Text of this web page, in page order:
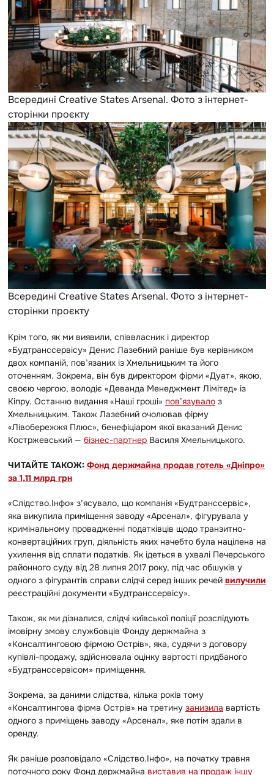
Всередині Creative States Arsenal. Фото з інтернет-
сторінки проєкту
Всередині Creative States Arsenal. Фото з інтернет-
сторінки проєкту
Крім того, як ми виявили, співвласник і директор
«Будтранссервісу» Денис Лазебний раніше був керівником
двох компаній, пов’язаних із Хмельницьким та його
оточенням. Зокрема, він був директором фірми «Дуат», якою,
своєю чергою, володіє «Деванда Менеджмент Лімітед» із
Кіпру. Останню видання «Наші гроші» пов’язувало з
Хмельницьким. Також Лазебний очолював фірму
«Лівобережжя Плюс», бенефіціаром якої вказаний Денис
Костржевський — бізнес-партнер Василя Хмельницького.
ЧИТАЙТЕ ТАКОЖ: Фонд держмайна продав готель «Дніпро»
за 1,11 млрд грн
«Слідство.Інфо» з’ясувало, що компанія «Будтранссервіс»,
яка викупила приміщення заводу «Арсенал», фігурувала у
кримінальному провадженні податківців щодо транзитно-
конвертаційних груп, діяльність яких начебто була націлена на
ухилення від сплати податків. Як ідеться в ухвалі Печерського
районного суду від 28 липня 2017 року, під час обшуків у
одного з фігурантів справи слідчі серед інших речей вилучили
реєстраційні документи «Будтранссервісу».
Також, як ми дізналися, слідчі київської поліції розслідують
імовірну змову службовців Фонду держмайна з
«Консалтинговою фірмою Острів», яка, судячи з договору
купівлі-продажу, здійснювала оцінку вартості придбаного
«Будтранссервісом» приміщення.
Зокрема, за даними слідства, кілька років тому
«Консалтингова фірма Острів» на третину занизила вартість
одного з приміщень заводу «Арсенал», яке потім здали в
оренду.
Як раніше розповідало «Слідство.Інфо», на початку травня
поточного року Фонд держмайна виставив на продаж іншу